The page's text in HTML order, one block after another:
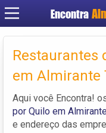
Encontra
Restaurantes
em Almirante
Aqui você Encontra!
por Quilo em
e endereço das